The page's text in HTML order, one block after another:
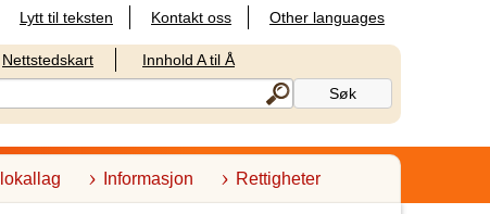
Lytt til teksten Kontakt oss Other languages
Nettstedskart Innhold A til Å
Informasjon Rettigheter